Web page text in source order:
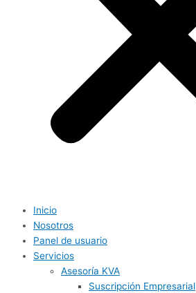
Inicio
Nosotros
Panel de usuario
Servicios
Asesoría KVA
Suscripción Empresarial